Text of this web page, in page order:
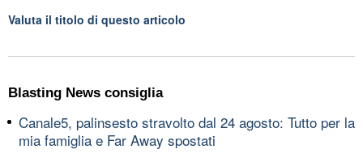
Valuta il titolo di questo articolo
Blasting News consiglia
Canale5, palinsesto stravolto dal 24 agosto: Tutto per la
mia famiglia e Far Away spostati